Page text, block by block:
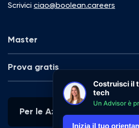
Scrivici ciao@boolean.careers
Master
AI Web Development
Part-time - 5 mesi
AI Vibe Coding
Part-time - 2 mesi
Prova gratis
Data Analytics
On-demand - 8 ore
UX/UI Design
Per le Aziende
Costruisci il
tech
Un Advisor è
Inizia il tuo